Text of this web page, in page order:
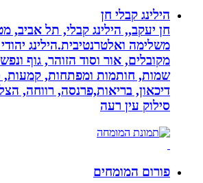
הילינג קבלי חן
חן יעקב,, הילינג קבלי, תל אביב,
משלימה ואלטרנטיבית.הילינג יהודי
מקובלים, אור וסוד הזוהר, גוף ונפש,
שמות, חותמות ומפתחות, קמעות,
דיכאון, בריאות,פרנסה, רווחה,
סילוק עין רעה
פורום המומחים